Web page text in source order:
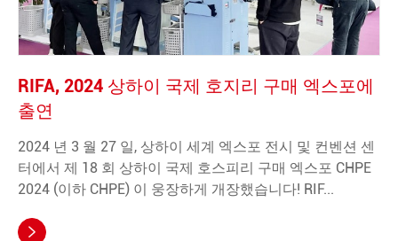
RIFA, 2024 상하이 국제 호지리 구매 엑스포에
출연
2024 년 3 월 27 일, 상하이 세계 엑스포 전시 및 컨벤션 센
터에서 제 18 회 상하이 국제 호스피리 구매 엑스포 CHPE
2024 (이하 CHPE) 이 웅장하게 개장했습니다! RIF...
